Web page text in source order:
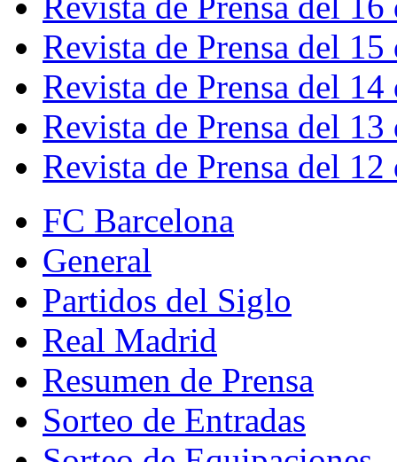
Revista de Prensa del
Revista de Prensa del
Revista de Prensa del
Revista de Prensa del
FC Barcelona
General
Partidos del Siglo
Real Madrid
Resumen de Prensa
Sorteo de Entradas